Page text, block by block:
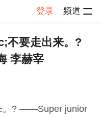
登录 频道
帖子详情
不要走出来。?
李赫宰
。? ——Super junior